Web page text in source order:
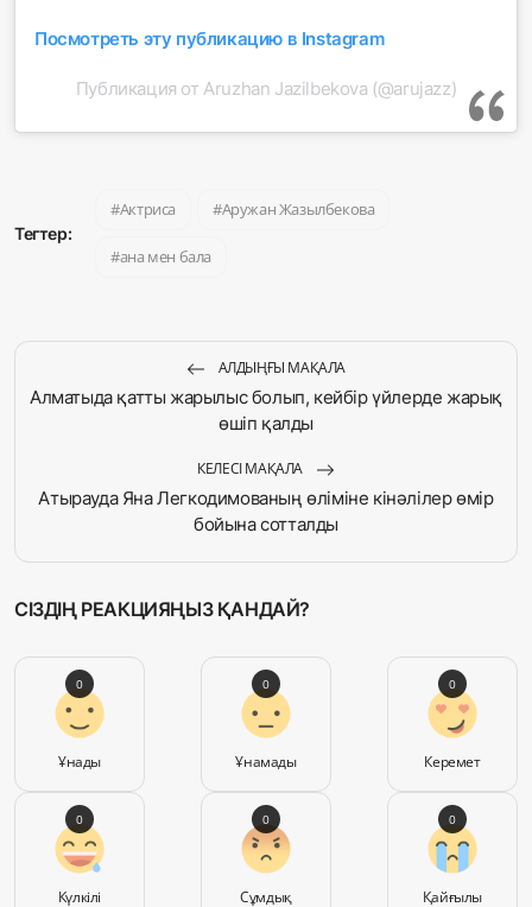
Посмотреть эту публикацию в Instagram
Публикация от Aruzhan Jazilbekova (@arujazz)
Тегтер:
Актриса Аружан Жазылбекова
ана мен бала
АЛДЫҢҒЫ МАҚАЛА
Алматыда қатты жарылыс болып, кейбір үйлерде жарық
өшіп қалды
КЕЛЕСІ МАҚАЛА
Атырауда Яна Легкодимованың өліміне кінәлілер өмір
бойына сотталды
СІЗДІҢ РЕАКЦИЯҢЫЗ ҚАНДАЙ?
Ұнады
0
Ұнамады
0
Керемет
0
Күлкілі
0
Сұмдық
0
Қайғылы
0